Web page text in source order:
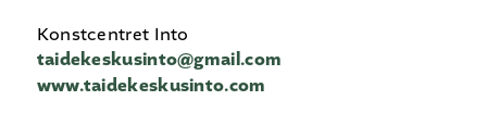
Konstcentret Into
taidekeskusinto@gmail.com
www.taidekeskusinto.com